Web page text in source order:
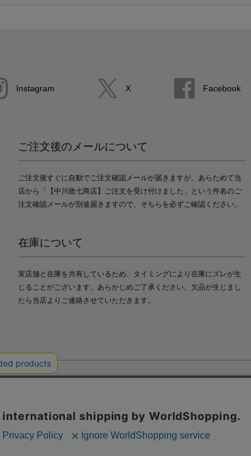
Instagram X Facebook
ご注文後のメールについて
ご注文後すぐに自動でご注文確認メールが届きますが、あらためて当
店から「【中川政七商店】ご注文を受け付けました」という件名のご
注文確認メールが別途届きますので、そちらを必ずご確認ください。
在庫について
実店舗と在庫を共有しているため、タイミングにより在庫にズレが生
じることがございます。あらかじめご了承ください。欠品が生じまし
たら当店よりご連絡させていただきます。